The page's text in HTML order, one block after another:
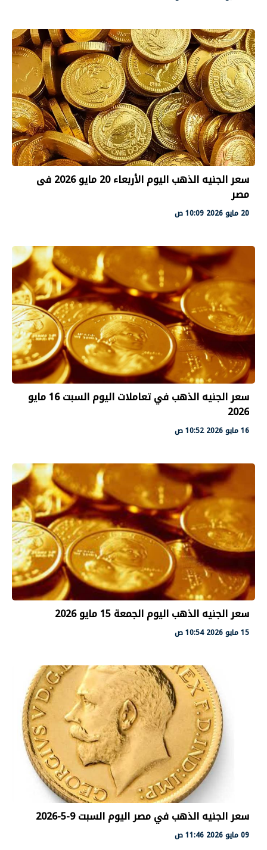
سعر الجنيه الذهب اليوم الأربعاء 20 مايو 2026 فى
مصر
20 مايو 2026 10:09 ص
سعر الجنيه الذهب في تعاملات اليوم السبت 16 مايو
2026
16 مايو 2026 10:52 ص
سعر الجنيه الذهب اليوم الجمعة 15 مايو 2026
15 مايو 2026 10:54 ص
سعر الجنيه الذهب في مصر اليوم السبت 9-5-2026
09 مايو 2026 11:46 ص